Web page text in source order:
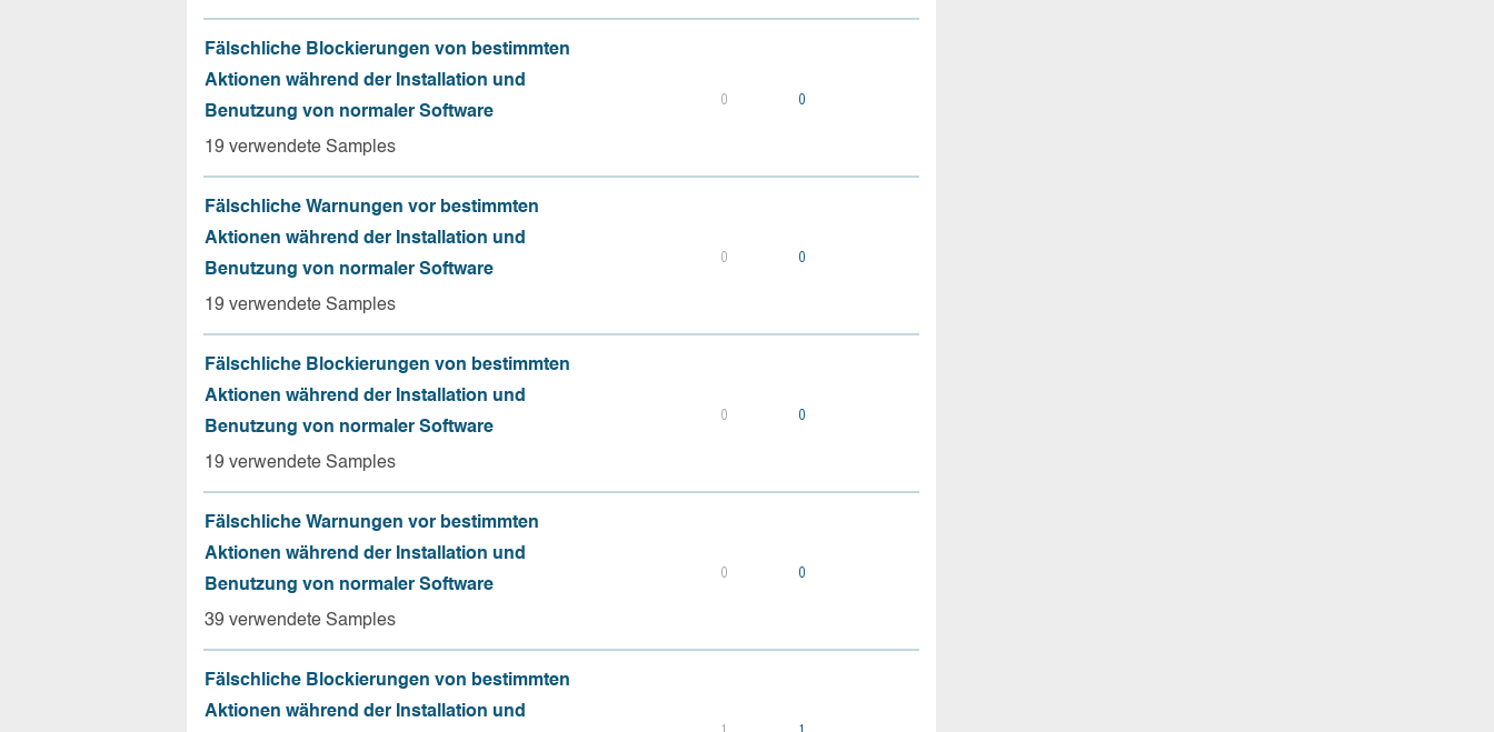
Fälschliche Blockierungen von bestimmten
Aktionen während der Installation und
Benutzung von normaler Software
19 verwendete Samples
0 0
Fälschliche Warnungen vor bestimmten
Aktionen während der Installation und
Benutzung von normaler Software
19 verwendete Samples
0 0
Fälschliche Blockierungen von bestimmten
Aktionen während der Installation und
Benutzung von normaler Software
19 verwendete Samples
0 0
Fälschliche Warnungen vor bestimmten
Aktionen während der Installation und
Benutzung von normaler Software
39 verwendete Samples
0 0
Fälschliche Blockierungen von bestimmten
Aktionen während der Installation und